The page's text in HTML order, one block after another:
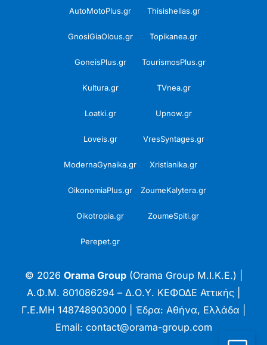
AutoMotoPlus.gr Thisishellas.gr
GnosiGiaOlous.gr Topikanea.gr
GoneisPlus.gr TourismosPlus.gr
Kultura.gr TVnea.gr
Loatki.gr Upnow.gr
Loveis.gr VresSyntages.gr
ModernaGynaika.gr Xristianika.gr
OikonomiaPlus.gr ZoumeKalytera.gr
Oikotropia.gr ZoumeSpiti.gr
Perepet.gr
© 2026 Orama Group(Orama Group Μ.Ι.Κ.Ε.) |
Α.Φ.Μ. 801086294 – Δ.Ο.Υ. ΚΕΦΟΔΕ Αττικής |
Γ.Ε.ΜΗ 148748903000 | Έδρα: Αθήνα, Ελλάδα |
Email: contact@orama-group.com